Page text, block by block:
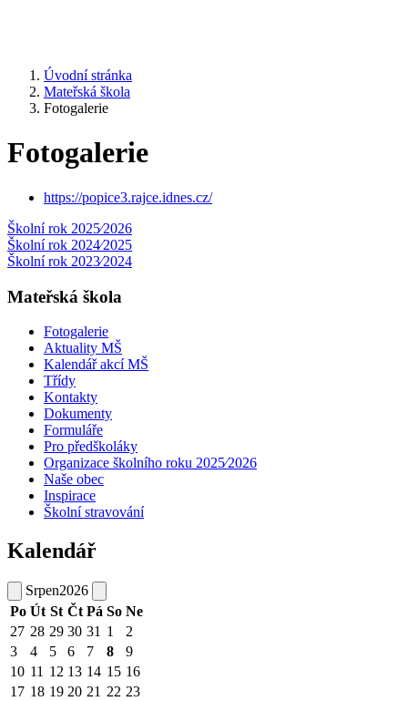
Úvodní stránka
Mateřská škola
Fotogalerie
Fotogalerie
https://popice3.rajce.idnes.cz/
Školní rok 2025⁄2026
Školní rok 2024⁄2025
Školní rok 2023⁄2024
Mateřská škola
Fotogalerie
Aktuality MŠ
Kalendář akcí MŠ
Třídy
Kontakty
Dokumenty
Formuláře
Pro předškoláky
Organizace školního roku 2025⁄2026
Naše obec
Inspirace
Školní stravování
Kalendář
Srpen2026
Po Út St Čt Pá So Ne
27 28 29 30 31 1
2
3
4 5 6 7 8
9
10 11 12 13 14 15 16
17 18 19 20 21 22 23